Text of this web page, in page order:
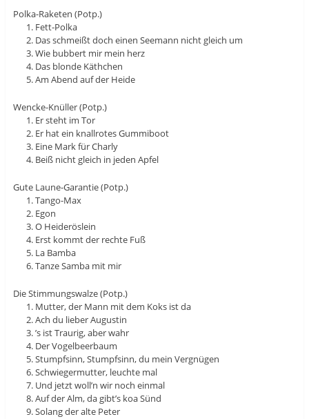
Polka-Raketen (Potp.)
Fett-Polka
Das schmeißt doch einen Seemann nicht gleich um
Wie bubbert mir mein herz
Das blonde Käthchen
Am Abend auf der Heide
Wencke-Knüller (Potp.)
Er steht im Tor
Er hat ein knallrotes Gummiboot
Eine Mark für Charly
Beiß nicht gleich in jeden Apfel
Gute Laune-Garantie (Potp.)
Tango-Max
Egon
O Heideröslein
Erst kommt der rechte Fuß
La Bamba
Tanze Samba mit mir
Die Stimmungswalze (Potp.)
Mutter, der Mann mit dem Koks ist da
Ach du lieber Augustin
’s ist Traurig, aber wahr
Der Vogelbeerbaum
Stumpfsinn, Stumpfsinn, du mein Vergnügen
Schwiegermutter, leuchte mal
Und jetzt woll’n wir noch einmal
Auf der Alm, da gibt’s koa Sünd
Solang der alte Peter